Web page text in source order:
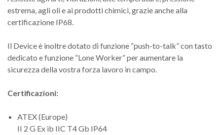
estrema, agli oli e ai prodotti chimici, grazie anche alla
certificazione IP68.
Il Device è inoltre dotato di funzione “push-to-talk” con tasto
dedicato e funzione “Lone Worker” per aumentare la
sicurezza della vostra forza lavoro in campo.
Certificazioni:
ATEX (Europe)
II 2 G Ex ib IIC T4 Gb IP64